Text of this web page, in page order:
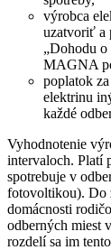
výrobca
uzatvoriť a
„Dohodu
MAGNA
poplatok
elektrinu
každé
Vyhodnotenie
intervaloch. Platí
spotrebuje v
fotovoltikou). Do
domácnosti
odberných miest
rozdelí sa im